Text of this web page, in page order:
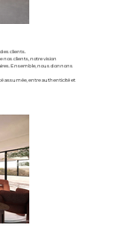
clients.
nos clients, notre vision
Ensemble, nous donnons
assumée, entre authenticité et